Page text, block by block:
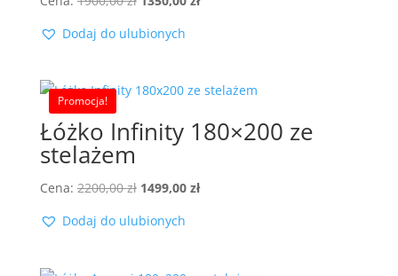
wynosiła:
Dodaj do ulubionych
Promocja!
Łóżko Infinity 180×200 ze
stelażem
Cena: 2200,00zł Pierwotna
wynosiła:
1499,00 złAktualna
Dodaj do ulubionych